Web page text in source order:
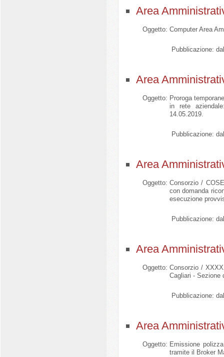
Area
Oggetto: Computer Area
Pubblicazione:
Area
Oggetto: Proroga
in rete
14.05.2019.
Pubblicazione:
Area
Oggetto: Consorzio /
con domanda
esecuzione
Pubblicazione:
Area
Oggetto: Consorzio /
Cagliari - Sezione
Pubblicazione:
Area
Oggetto: Emissione
tramite il Broker